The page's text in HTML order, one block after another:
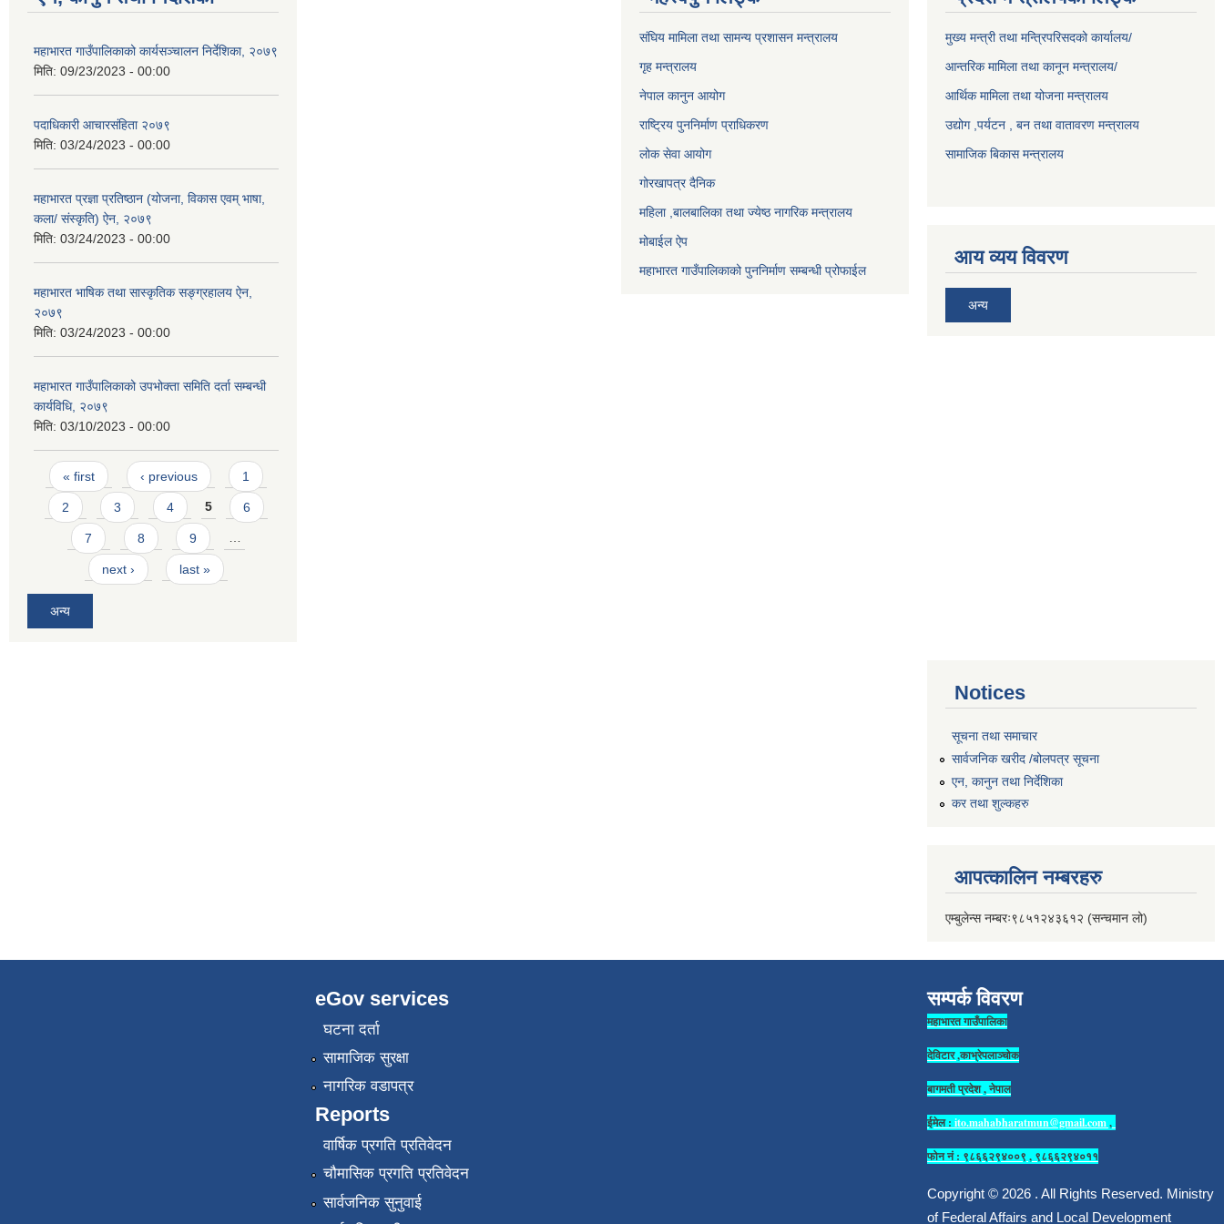
महाभारत गाउँपालिकाको कार्यसञ्‍चालन निर्देशिका, २०७९
मिति: 09/23/2023 - 00:00
पदाधिकारी आचारसंहिता २०७९
मिति: 03/24/2023 - 00:00
महाभारत प्रज्ञा प्रतिष्ठान (योजना, विकास एवम् भाषा,
कला/ संस्कृति) ऐन, २०७९
मिति: 03/24/2023 - 00:00
महाभारत भाषिक तथा सास्कृतिक सङ्ग्रहालय ऐन,
२०७९
मिति: 03/24/2023 - 00:00
महाभारत गाउँपालिकाको उपभोक्ता समिति दर्ता सम्बन्धी
कार्यविधि, २०७९
मिति: 03/10/2023 - 00:00
Pages
« first ‹ previous 1
2 3 4 5 6
7 8 9 …
next › last »
अन्य
संघिय मामिला तथा सामन्य प्रशासन मन्त्रालय
गृह मन्त्रालय
नेपाल कानुन आयोग
राष्ट्रिय पुननिर्माण प्राधिकरण
लोक सेवा आयोग
गोरखापत्र दैनिक
महिला ,बालबालिका तथा ज्येष्ठ नागरिक मन्त्रालय
मोबाईल ऐप
महाभारत गाउँपालिकाको पुननिर्माण सम्बन्धी प्रोफाईल
मुख्य मन्त्री तथा मन्त्रिपरिसदको कार्यालय/
आन्तरिक मामिला तथा कानून मन्त्रालय/
आर्थिक मामिला तथा योजना मन्त्रालय
उद्योग ,पर्यटन , बन तथा वातावरण मन्त्रालय
सामाजिक बिकास मन्त्रालय
आय व्यय विवरण
अन्य
Notices
सूचना तथा समाचार
सार्वजनिक खरीद /बोलपत्र सूचना
एन, कानुन तथा निर्देशिका
कर तथा शुल्कहरु
आपत्कालिन नम्बरहरु
एम्बुलेन्स नम्बरः९८५१२४३६१२ (सन्चमान लो)
eGov services
घटना दर्ता
सामाजिक सुरक्षा
नागरिक वडापत्र
Reports
वार्षिक प्रगति प्रतिवेदन
चौमासिक प्रगति प्रतिवेदन
सार्वजनिक सुनुवाई
सम्पर्क विवरण
महाभारत गाउँपालिका
देविटार ,काभ्रेपलाञ्चोक
बागमती प्रदेश , नेपाल
ईमेल : ito.mahabharatmun@gmail.com,
फोन नं : ९८६६२९४००९ , ९८६६२९४०११
Copyright © 2026 . All Rights Reserved. Ministry
of Federal Affairs and Local Development